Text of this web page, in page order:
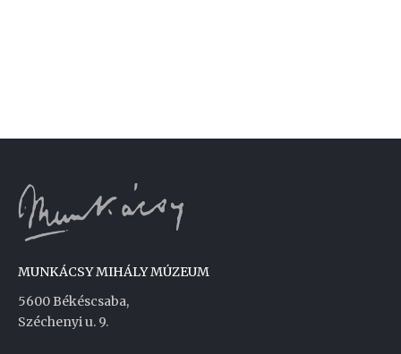
MUNKÁCSY MIHÁLY MÚZEUM
5600 Békéscsaba,
Széchenyi u. 9.